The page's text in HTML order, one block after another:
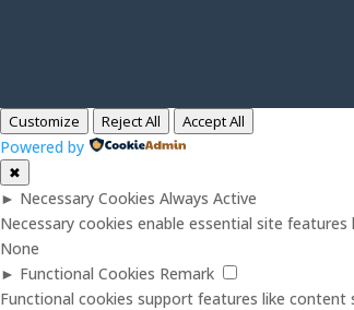
Customize Reject All Accept All
Powered by
✖
► Necessary Cookies Always Active
Necessary cookies enable essential site
None
► Functional Cookies Remark
Functional cookies support features like